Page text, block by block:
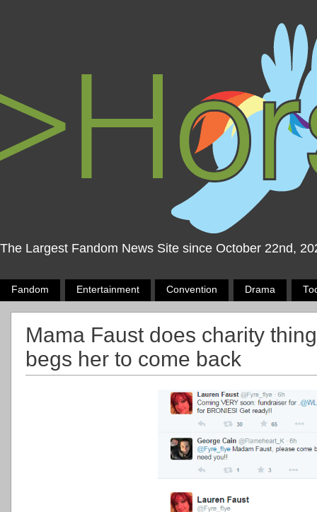
The Largest Fandom News Site since October 22nd,
Fandom Entertainment Convention Drama
Mama Faust does charity
begs her to come back